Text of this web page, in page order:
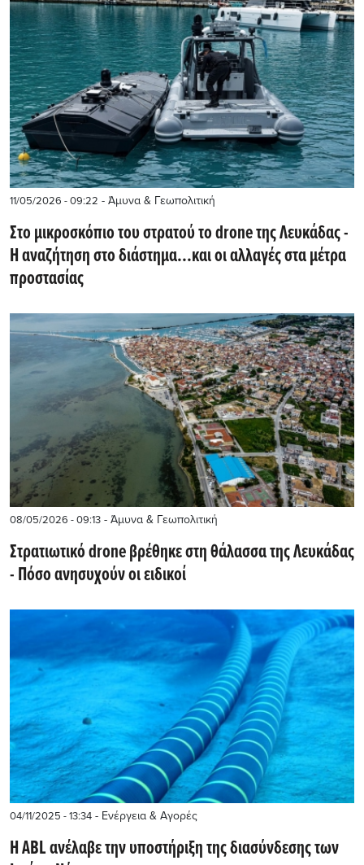
11/05/2026 - 09:22 - Άμυνα & Γεωπολιτική
Στο μικροσκόπιο του στρατού το drone της Λευκάδας -
Η αναζήτηση στο διάστημα...και οι αλλαγές στα μέτρα
προστασίας
08/05/2026 - 09:13 - Άμυνα & Γεωπολιτική
Στρατιωτικό drone βρέθηκε στη θάλασσα της Λευκάδας
- Πόσο ανησυχούν οι ειδικοί
04/11/2025 - 13:34 - Ενέργεια & Αγορές
Η ABL ανέλαβε την υποστήριξη της διασύνδεσης των